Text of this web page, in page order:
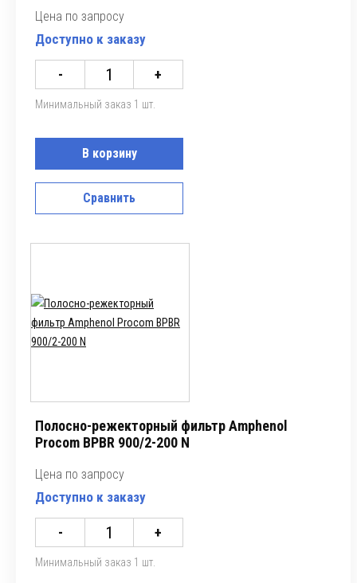
Цена по запросу
Доступно к заказу
- +
Минимальный заказ 1 шт.
В корзину
Сравнить
Полосно-режекторный фильтр Amphenol
Procom BPBR 900/2-200 N
Цена по запросу
Доступно к заказу
- +
Минимальный заказ 1 шт.